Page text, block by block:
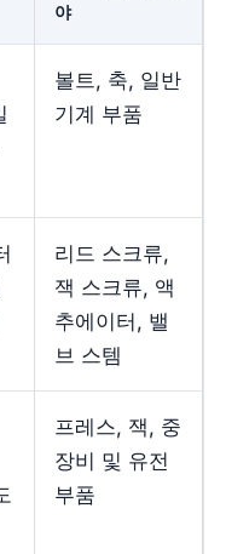
야
볼트, 축, 일반
기계 부품
리드 스크류,
잭 스크류, 액
추에이터, 밸
브 스템
프레스, 잭, 중
장비 및 유전
부품